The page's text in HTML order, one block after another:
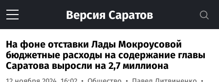
Версия Саратов
На фоне отставки Лады Мокроусовой
бюджетные расходы на содержание главы
Саратова выросли на 2,7 миллиона